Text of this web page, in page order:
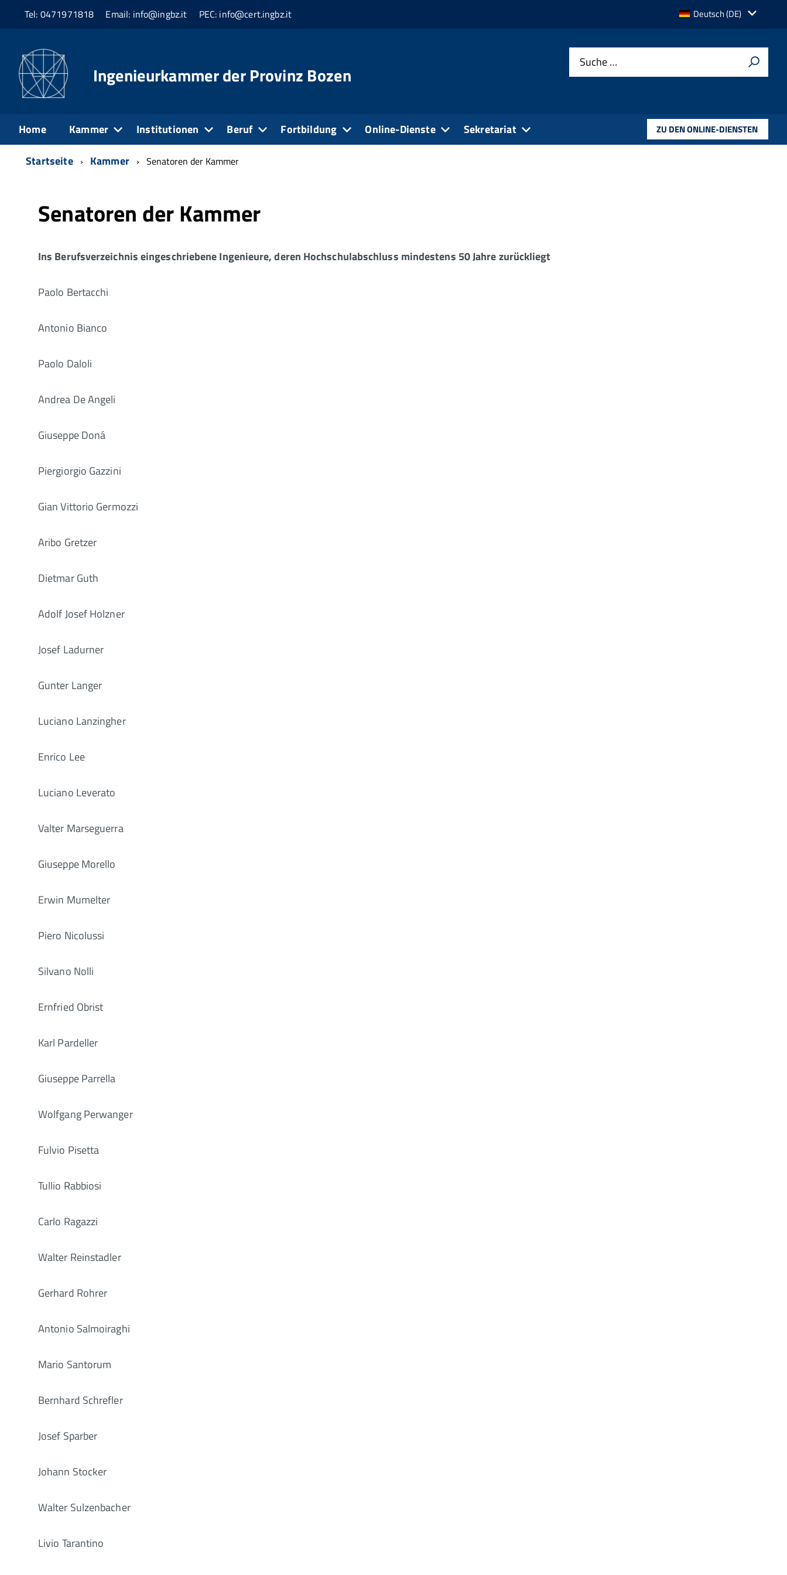
Tel: 0471971818 Email: info@ingbz.it PEC: info@cert.ingbz.it AktiveDeutsch (DE)
Ingenieurkammer der Provinz Bozen
Suche …
Home Kammer Institutionen Beruf Fortbildung Online-Dienste Sekretariat ZU DEN ONLINE-DIENSTEN
Startseite Kammer Senatoren der Kammer
Senatoren der Kammer
Ins Berufsverzeichnis eingeschriebene Ingenieure, deren Hochschulabschluss mindestens 50 Jahre zurückliegt
Paolo Bertacchi
Antonio Bianco
Paolo Daloli
Andrea De Angeli
Giuseppe Doná
Piergiorgio Gazzini
Gian Vittorio Germozzi
Aribo Gretzer
Dietmar Guth
Adolf Josef Holzner
Josef Ladurner
Gunter Langer
Luciano Lanzingher
Enrico Lee
Luciano Leverato
Valter Marseguerra
Giuseppe Morello
Erwin Mumelter
Piero Nicolussi
Silvano Nolli
Ernfried Obrist
Karl Pardeller
Giuseppe Parrella
Wolfgang Perwanger
Fulvio Pisetta
Tullio Rabbiosi
Carlo Ragazzi
Walter Reinstadler
Gerhard Rohrer
Antonio Salmoiraghi
Mario Santorum
Bernhard Schrefler
Josef Sparber
Johann Stocker
Walter Sulzenbacher
Livio Tarantino